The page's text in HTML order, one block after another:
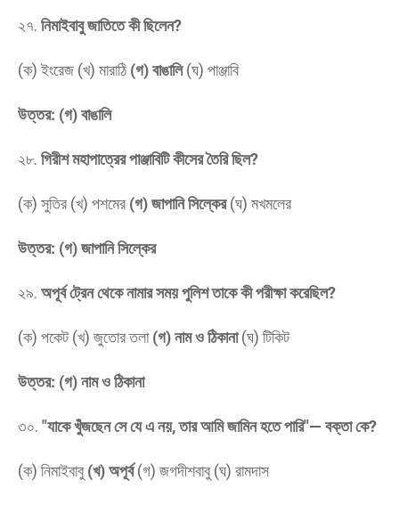
​২৭. নিমাইবাবু জাতিতে কী ছিলেন?
(ক) ইংরেজ (খ) মারাঠি(গ) বাঙালি(ঘ) পাঞ্জাবি
উত্তর: (গ) বাঙালি
​২৮. গিরীশ মহাপাত্রের পাঞ্জাবিটি কীসের তৈরি ছিল?
(ক) সুতির (খ) পশমের (গ) জাপানি সিল্কের(ঘ) মখমলের
উত্তর: (গ) জাপানি সিল্কের
​২৯. অপূর্ব ট্রেন থেকে নামার সময় পুলিশ তাকে কী পরীক্ষা করেছিল?
(ক) পকেট (খ) জুতোর তলা(গ) নাম ও ঠিকানা(ঘ) টিকিট
উত্তর: (গ) নাম ও ঠিকানা
​৩০. "যাকে খুঁজছেন সে যে এ নয়, তার আমি জামিন হতে পারি"— বক্তা কে?
(ক) নিমাইবাবু (খ) অপূর্ব(গ) জগদীশবাবু (ঘ) রামদাস